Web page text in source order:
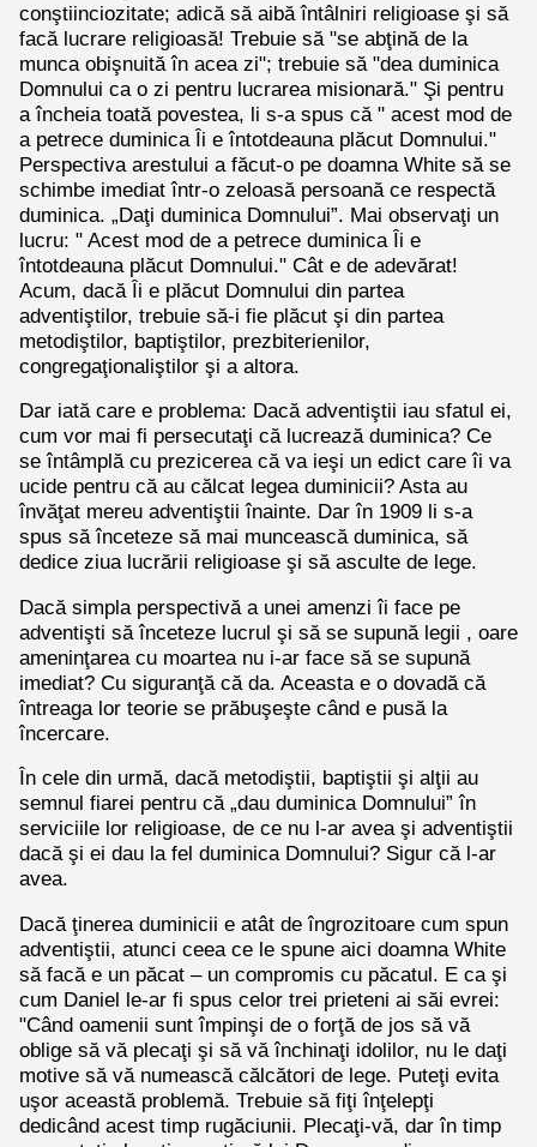
conştiinciozitate; adică să aibă întâlniri religioase şi să
facă lucrare religioasă! Trebuie să "se abţină de la
munca obişnuită în acea zi"; trebuie să "dea duminica
Domnului ca o zi pentru lucrarea misionară." Şi pentru
a încheia toată povestea, li s-a spus că " acest mod de
a petrece duminica Îi e întotdeauna plăcut Domnului."
Perspectiva arestului a făcut-o pe doamna White să se
schimbe imediat într-o zeloasă persoană ce respectă
duminica. „Daţi duminica Domnului”. Mai observaţi un
lucru: " Acest mod de a petrece duminica Îi e
întotdeauna plăcut Domnului." Cât e de adevărat!
Acum, dacă Îi e plăcut Domnului din partea
adventiştilor, trebuie să-i fie plăcut şi din partea
metodiştilor, baptiştilor, prezbiterienilor,
congregaţionaliştilor şi a altora.
Dar iată care e problema: Dacă adventiştii iau sfatul ei,
cum vor mai fi persecutaţi că lucrează duminica? Ce
se întâmplă cu prezicerea că va ieşi un edict care îi va
ucide pentru că au călcat legea duminicii? Asta au
învăţat mereu adventiştii înainte. Dar în 1909 li s-a
spus să înceteze să mai muncească duminica, să
dedice ziua lucrării religioase şi să asculte de lege.
Dacă simpla perspectivă a unei amenzi îi face pe
adventişti să înceteze lucrul şi să se supună legii , oare
ameninţarea cu moartea nu i-ar face să se supună
imediat? Cu siguranţă că da. Aceasta e o dovadă că
întreaga lor teorie se prăbuşeşte când e pusă la
încercare.
În cele din urmă, dacă metodiştii, baptiştii şi alţii au
semnul fiarei pentru că „dau duminica Domnului” în
serviciile lor religioase, de ce nu l-ar avea şi adventiştii
dacă şi ei dau la fel duminica Domnului? Sigur că l-ar
avea.
Dacă ţinerea duminicii e atât de îngrozitoare cum spun
adventiştii, atunci ceea ce le spune aici doamna White
să facă e un păcat – un compromis cu păcatul. E ca şi
cum Daniel le-ar fi spus celor trei prieteni ai săi evrei:
"Când oamenii sunt împinşi de o forţă de jos să vă
oblige să vă plecaţi şi să vă închinaţi idolilor, nu le daţi
motive să vă numească călcători de lege. Puteţi evita
uşor această problemă. Trebuie să fiţi înţelepţi
dedicând acest timp rugăciunii. Plecaţi-vă, dar în timp